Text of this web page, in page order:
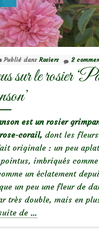
le
rosier
Edmond
Proust
Publié dans Rosiers 2
sur le rosier
est un rosier
corail, dont les
originale : un peu
imbriqués
un éclatement
un peu une fleur de
très double, mais en
de à
…